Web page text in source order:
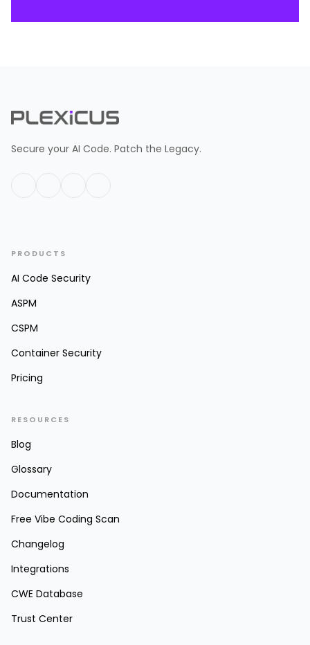
Secure your AI Code. Patch the Legacy.
PRODUCTS
AI Code Security
ASPM
CSPM
Container Security
Pricing
RESOURCES
Blog
Glossary
Documentation
Free Vibe Coding Scan
Changelog
Integrations
CWE Database
Trust Center